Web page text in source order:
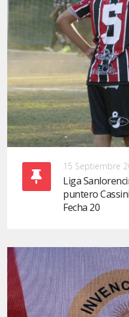
15 Septiembre
Liga
puntero
Fecha 20